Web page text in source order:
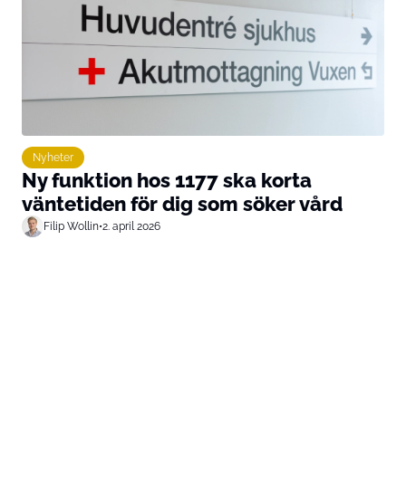
Nyheter
Ny funktion hos 1177 ska korta
väntetiden för dig som söker vård
Filip Wollin•2. april 2026